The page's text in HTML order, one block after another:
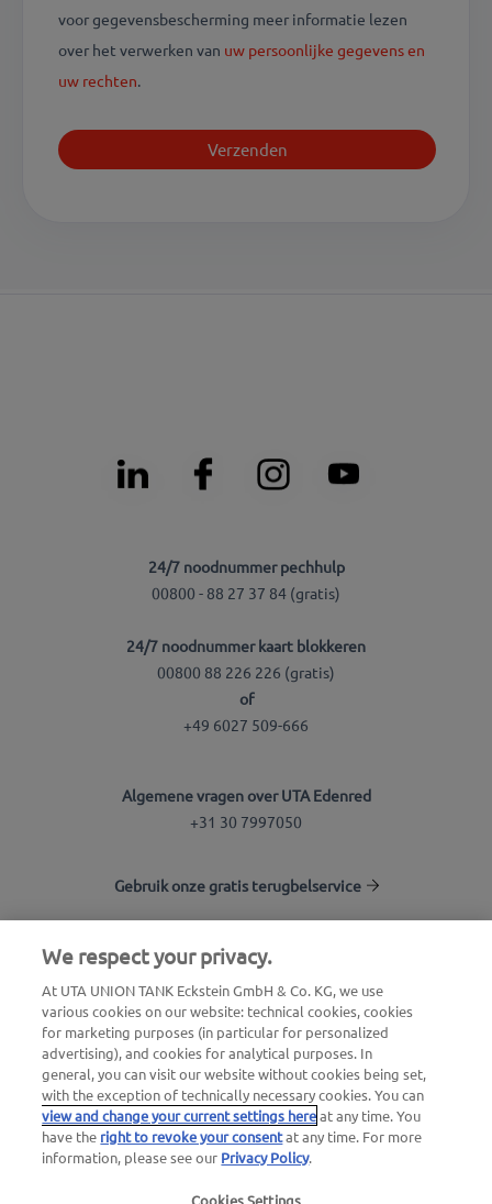
voor gegevensbescherming meer informatie lezen
over het verwerken van uw persoonlijke gegevens en
uw rechten.
24/7 noodnummer pechhulp
00800 - 88 27 37 84 (gratis)
24/7 noodnummer kaart blokkeren
00800 88 226 226 (gratis)
of
+49 6027 509-666
Algemene vragen over UTA Edenred
+31 30 7997050
Gebruik onze gratis terugbelservice
UTA Stationsfinder
Inloggen voor klanten
Over UTA Edenred
We respect your privacy.
At UTA UNION TANK Eckstein GmbH & Co. KG, we use
various cookies on our website: technical cookies, cookies
for marketing purposes (in particular for personalized
advertising), and cookies for analytical purposes. In
general, you can visit our website without cookies being set,
with the exception of technically necessary cookies. You can
view and change your current settings hereat any time. You
have the right to revoke your consentat any time. For more
information, please see our Privacy Policy.
Cookies Settings